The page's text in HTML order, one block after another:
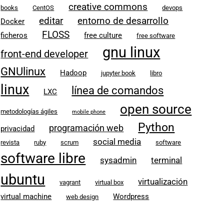
books CentOS creative commons devops
Docker editar entorno de desarrollo
ficheros FLOSS free culture free software
front-end developer gnu linux
GNUlinux Hadoop jupyter book libro
linux LXC línea de comandos
metodologías ágiles mobile phone open source
privacidad programación web Python
revista ruby scrum social media software
software libre sysadmin terminal
ubuntu vagrant virtual box virtualización
virtual machine web design Wordpress